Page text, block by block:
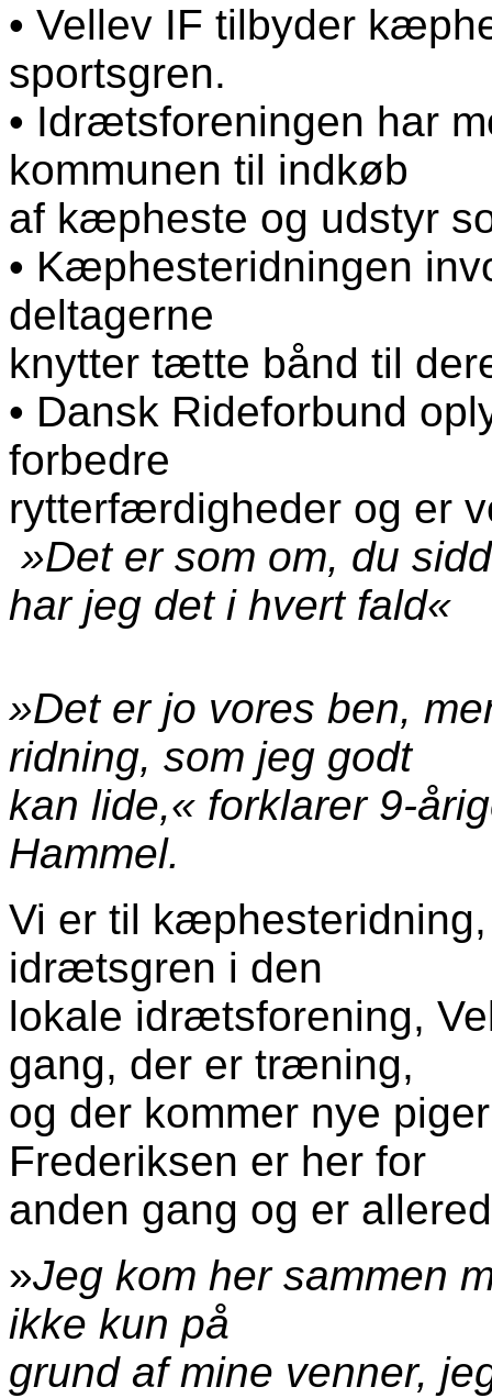
• Vellev IF tilbyder
sportsgren.
• Idrætsforeningen har
kommunen til indkøb
af kæpheste og udstyr
• Kæphesteridningen
deltagerne
knytter tætte bånd til
• Dansk Rideforbund
forbedre
rytterfærdigheder og er
»Det er som om, du
har jeg det i hvert fald«
»Det er jo vores ben,
ridning, som jeg godt
kan lide,« forklarer 9-
Hammel.
Vi er til
idrætsgren i den
lokale idrætsforening,
gang, der er træning,
og der kommer nye
Frederiksen er her for
anden gang og er
»Jeg kom her sammen
ikke kun på
grund af mine venner,